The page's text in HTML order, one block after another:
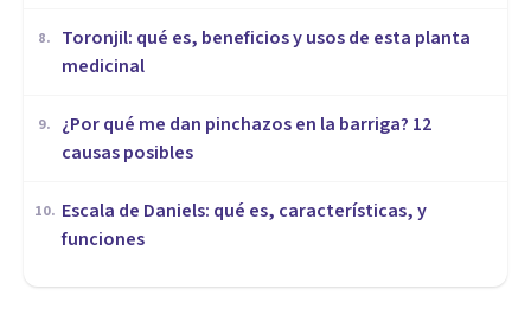
8.
Toronjil: qué es, beneficios y usos de esta planta
medicinal
9.
¿Por qué me dan pinchazos en la barriga? 12
causas posibles
10. Escala de Daniels: qué es, características, y
funciones